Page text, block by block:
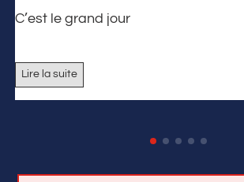
C’est le grand jour
Lire la suite